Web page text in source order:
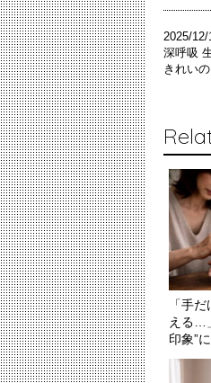
2025/12/
深呼吸
きれい
「手
える…
印象”